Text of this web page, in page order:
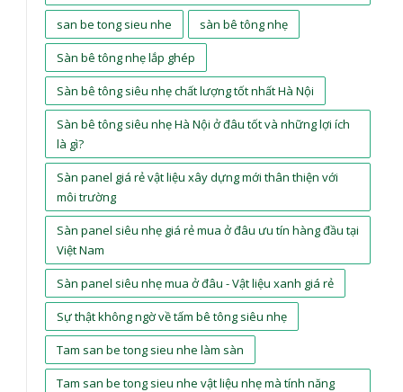
san be tong sieu nhe sàn bê tông nhẹ
Sàn bê tông nhẹ lắp ghép
Sàn bê tông siêu nhẹ chất lượng tốt nhất Hà Nội
Sàn bê tông siêu nhẹ Hà Nội ở đâu tốt và những lợi ích
là gì?
Sàn panel giá rẻ vật liệu xây dựng mới thân thiện với
môi trường
Sàn panel siêu nhẹ giá rẻ mua ở đâu ưu tín hàng đầu tại
Việt Nam
Sàn panel siêu nhẹ mua ở đâu - Vật liệu xanh giá rẻ
Sự thật không ngờ về tấm bê tông siêu nhẹ
Tam san be tong sieu nhe làm sàn
Tam san be tong sieu nhe vật liệu nhẹ mà tính năng